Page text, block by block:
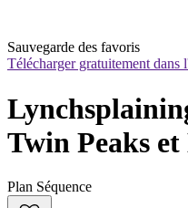
Sauvegarde des favoris
Télécharger gratuitement dans
Twin Peaks
Plan Séquence